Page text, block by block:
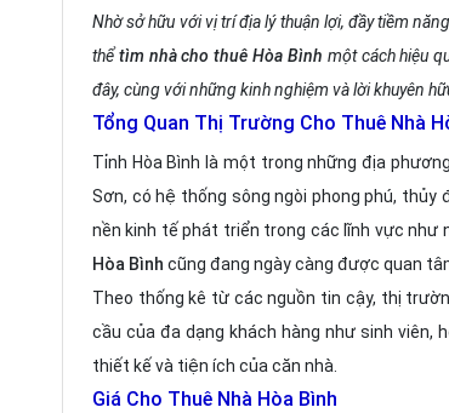
Nhờ sở hữu với vị trí địa lý thuận lợi, đầy tiềm
thểtìm nhà cho thuê Hòa Bình một cách hiệu
đây, cùng với những kinh nghiệm và lời khuyên
Tổng Quan Thị Trường Cho Thuê Nhà
Tỉnh Hòa Bình là một trong những địa
Sơn, có hệ thống sông ngòi phong phú, thủy
nền kinh tế phát triển trong các lĩnh vực như
Hòa Bình cũng đang ngày càng được quan
Theo thống kê từ các nguồn tin cậy, thị
cầu của đa dạng khách hàng như sinh viên,
thiết kế và tiện ích của căn nhà.
Giá Cho Thuê Nhà Hòa Bình